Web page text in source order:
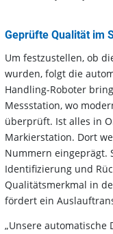
Geprüfte Qualität im
Um festzustellen, ob
wurden, folgt die
Handling-Roboter
Messstation, wo
überprüft. Ist alles in
Markierstation. Dort
Nummern eingeprägt.
Identifizierung und
Qualitätsmerkmal in
fördert ein
„Unsere